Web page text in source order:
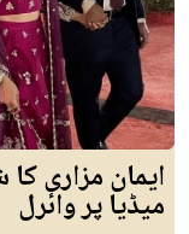
ایمان مزاری
میڈیا پر وائرل